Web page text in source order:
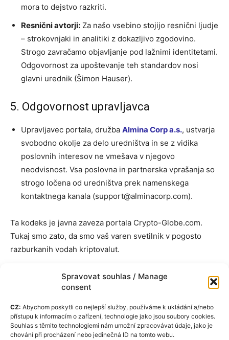
Spravovat souhlas / Manage
consent
CZ: Abychom poskytli co nejlepší služby, používáme k ukládání a/nebo
přístupu k informacím o zařízení, technologie jako jsou soubory cookies.
Souhlas s těmito technologiemi nám umožní zpracovávat údaje, jako je
chování při procházení nebo jedinečná ID na tomto webu.
mora to dejstvo razkriti.
Resnični avtorji: Za našo vsebino stojijo resnični ljudje
– strokovnjaki in analitiki z dokazljivo zgodovino.
Strogo zavračamo objavljanje pod lažnimi identitetami.
Odgovornost za upoštevanje teh standardov nosi
glavni urednik (Šimon Hauser).
5. Odgovornost upravljavca
Upravljavec portala, družba Almina Corp a.s., ustvarja
svobodno okolje za delo uredništva in se z vidika
poslovnih interesov ne vmešava v njegovo
neodvisnost. Vsa poslovna in partnerska vprašanja so
strogo ločena od uredništva prek namenskega
kontaktnega kanala (support@alminacorp.com).
Ta kodeks je javna zaveza portala Crypto-Globe.com.
Tukaj smo zato, da smo vaš varen svetilnik v pogosto
razburkanih vodah kriptovalut.